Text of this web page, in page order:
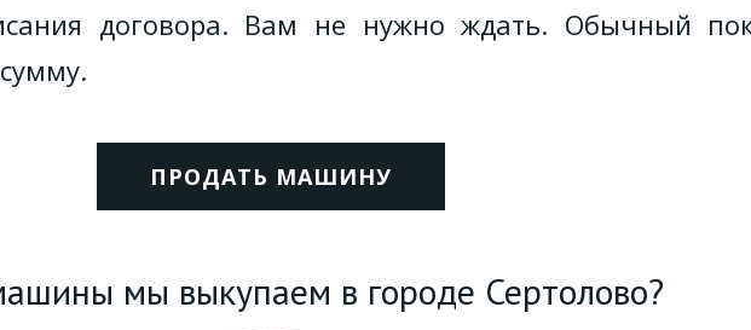
договора. Вам не нужно ждать. Обычный
ПРОДАТЬ МАШИНУ
мы выкупаем в городе Сертолово?